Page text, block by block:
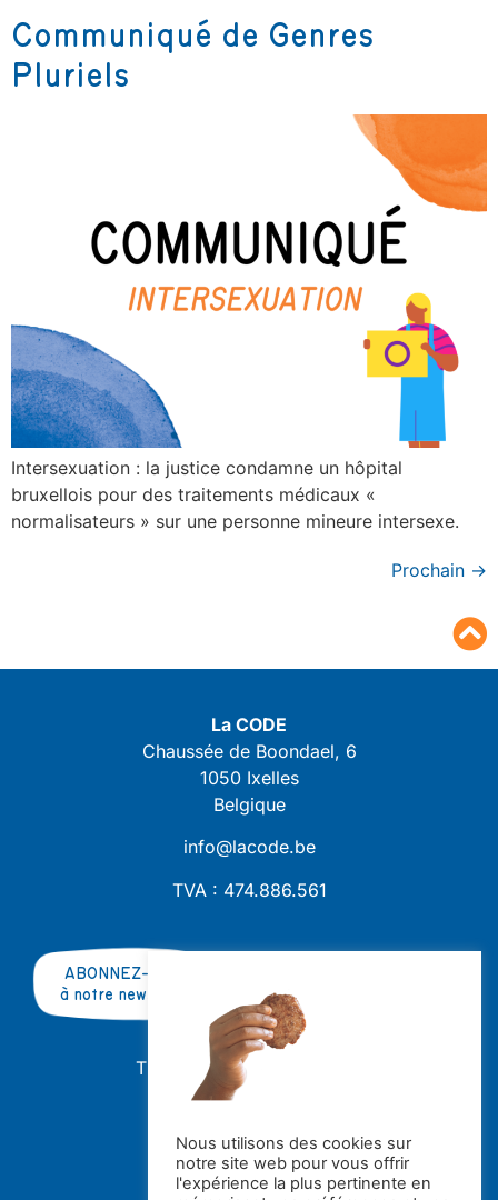
Communiqué de Genres
Pluriels
Intersexuation : la justice condamne un hôpital
bruxellois pour des traitements médicaux «
normalisateurs » sur une personne mineure intersexe.
Prochain →
La CODE
Chaussée de Boondael, 6
1050 Ixelles
Belgique
info@lacode.be
TVA : 474.886.561
ABONNEZ-VOUS
à notre newsletter
TRAVAILLER AVEC NOUS ?
STAGES
Avec le soutien de la
Nous utilisons des cookies sur
notre site web pour vous offrir
l'expérience la plus pertinente en